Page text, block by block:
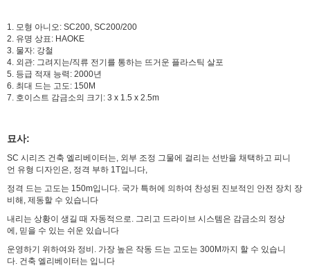
1. 모형 아니오: SC200, SC200/200
2. 유명 상표: HAOKE
3. 물자: 강철
4. 외관: 그려지는/직류 전기를 통하는 뜨거운 플라스틱 살포
5. 등급 적재 능력: 2000년
6. 최대 드는 고도: 150M
7. 호이스트 감금소의 크기: 3 x 1.5 x 2.5m
묘사:
SC 시리즈 건축 엘리베이터는, 외부 조정 그물에 걸리는 선반을 채택하고 피니
언 유형 디자인은, 정격 부하 1T입니다,
정격 드는 고도는 150m입니다. 국가 특허에 의하여 찬성된 진보적인 안전 장치 장
비해, 제동할 수 있습니다
내리는 상황이 생길 때 자동적으로. 그리고 드라이브 시스템은 감금소의 정상
에, 믿을 수 있는 쉬운 있습니다
운영하기 위하여와 정비. 가장 높은 작동 드는 고도는 300M까지 할 수 있습니
다. 건축 엘리베이터는 입니다